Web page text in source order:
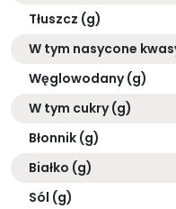
Tłuszcz (g)
W tym nasycone
Węglowodany (g)
W tym cukry (g)
Błonnik (g)
Białko (g)
Sól (g)